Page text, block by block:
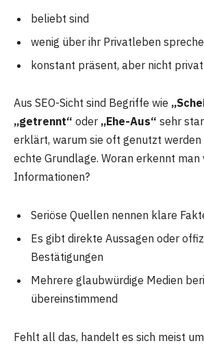
beliebt sind
wenig über ihr Privatleben
konstant präsent, aber nicht
Aus SEO-Sicht sind Begriffe wie
„getrennt“ oder „Ehe-Aus“ sehr
erklärt, warum sie oft genutzt werden
echte Grundlage. Woran erkennt man
Informationen?
Seriöse Quellen nennen klare
Es gibt direkte Aussagen oder
Bestätigungen
Mehrere glaubwürdige Medien
übereinstimmend
Fehlt all das, handelt es sich meist